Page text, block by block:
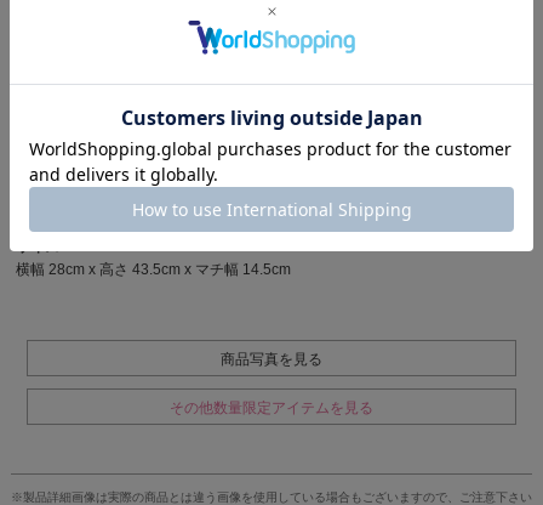
78cmの開口部、8コイルファスナー仕様でスムーズな開閉。
50mm幅のシートベルト織りテープに5mm厚のフェルトパット。金属コキでク
ラシカルな印象。
▪︎ フロントポケット
29cmの開口、8コイルファスナー仕様。
横幅 28cm x 高さ 43.5cm x マチ幅 14.5cm
商品写真を見る
その他数量限定アイテムを見る
※製品詳細画像は実際の商品とは違う画像を使用している場合もございますので、ご注意下さい